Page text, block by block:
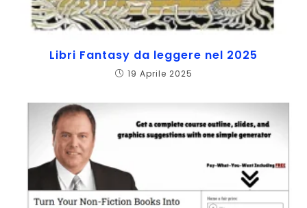
Libri Fantasy da leggere nel 2025
19 Aprile 2025